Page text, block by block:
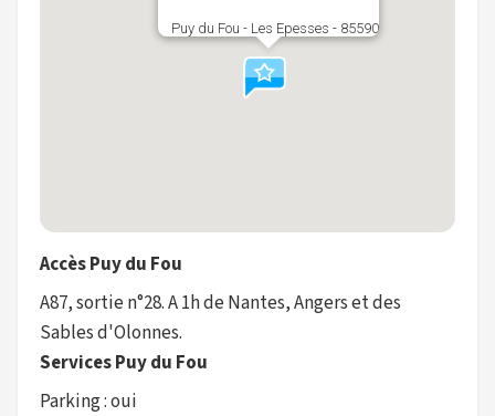
Puy du Fou - Les Epesses - 85590
Accès Puy du Fou
A87, sortie n°28. A 1h de Nantes, Angers et des
Sables d'Olonnes.
Services Puy du Fou
Parking : oui